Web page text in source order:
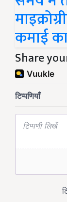
कमाई
Share